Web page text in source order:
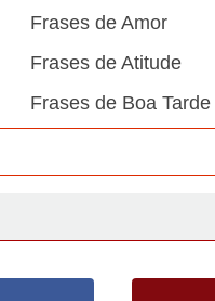
Frases de Amor
Frases de Atitude
Frases de Boa Tarde
Frases de Desculpa